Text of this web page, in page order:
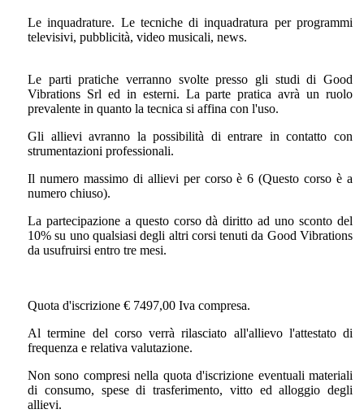
Le inquadrature. Le tecniche di inquadratura per programmi
televisivi, pubblicità, video musicali, news.
Le parti pratiche verranno svolte presso gli studi di Good
Vibrations Srl ed in esterni. La parte pratica avrà un ruolo
prevalente in quanto la tecnica si affina con l'uso.
Gli allievi avranno la possibilità di entrare in contatto con
strumentazioni professionali.
Il numero massimo di allievi per corso è 6 (Questo corso è a
numero chiuso).
La partecipazione a questo corso dà diritto ad uno sconto del
10% su uno qualsiasi degli altri corsi tenuti da Good Vibrations
da usufruirsi entro tre mesi.
Quota d'iscrizione € 7497,00 Iva compresa.
Al termine del corso verrà rilasciato all'allievo l'attestato di
frequenza e relativa valutazione.
Non sono compresi nella quota d'iscrizione eventuali materiali
di consumo, spese di trasferimento, vitto ed alloggio degli
allievi.